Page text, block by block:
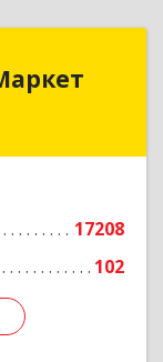
17208
102
Маркет
10